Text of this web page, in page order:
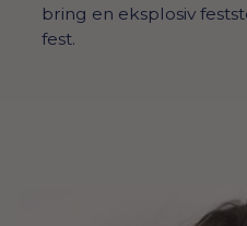
bring en eksplosiv
fest.